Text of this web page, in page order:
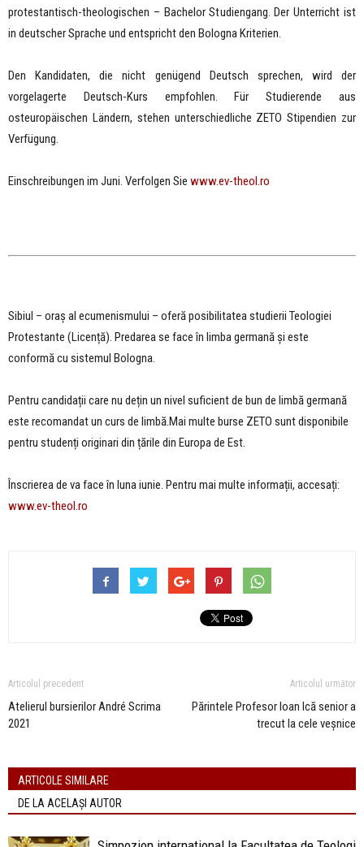
protestantisch-theologischen – Bachelor Studiengang. Der Unterricht ist
in deutscher Sprache und entspricht den Bologna Kriterien.
Den Kandidaten, die nicht genügend Deutsch sprechen, wird der
vorgelagerte Deutsch-Kurs empfohlen. Für Studierende aus
osteuropäischen Ländern, stehen unterschiedliche ZETO Stipendien zur
Verfügung.
Einschreibungen im Juni. Verfolgen Sie www.ev-theol.ro
Sibiul – oraș al ecumenismului – oferă posibilitatea studierii Teologiei
Protestante (Licență). Predarea se face în limba germană și este
conformă cu sistemul Bologna.
Pentru candidații care nu dețin un nivel suficient de bun de limbă germană
este recomandat un curs de limbă.Mai multe burse ZETO sunt disponibile
pentru studenți originari din țările din Europa de Est.
Înscrierea de va face în luna iunie. Pentru mai multe informații, accesați:
www.ev-theol.ro
Articolul precedent
Atelierul bursierilor André Scrima
2021
Articolul următor
Părintele Profesor Ioan Ică senior a
trecut la cele veșnice
ARTICOLE SIMILARE
DE LA ACELAȘI AUTOR